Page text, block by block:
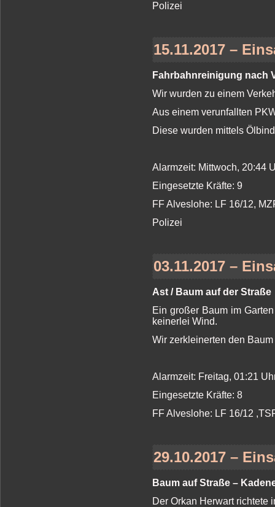
Polizei
15.11.2017 –
Fahrbahnreinigung nach
Wir wurden zu einem
Aus einem verunfallten
Diese wurden mittels
Alarmzeit: Mittwoch, 20:44
Eingesetzte Kräfte: 9
FF Alveslohe: LF 16/12,
Polizei
03.11.2017 –
Ast / Baum auf der Straße
Ein großer Baum im
keinerlei Wind.
Wir zerkleinerten den
Alarmzeit: Freitag, 01:21
Eingesetzte Kräfte: 8
FF Alveslohe: LF 16/12
29.10.2017 –
Baum auf Straße –
Der Orkan Herwart richtete